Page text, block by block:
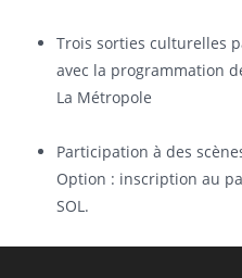
Trois sorties culturelles
avec la programmation
La Métropole
Participation à des
Option : inscription au
SOL.